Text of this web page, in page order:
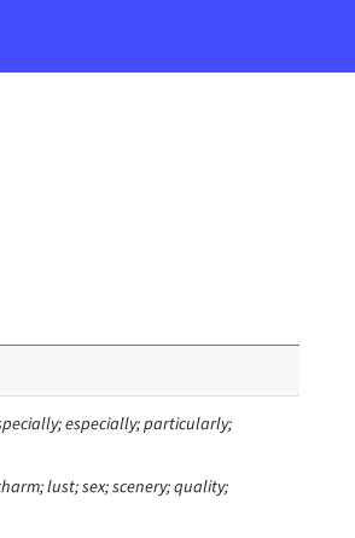
especially; particularly;
lust; sex; scenery; quality;